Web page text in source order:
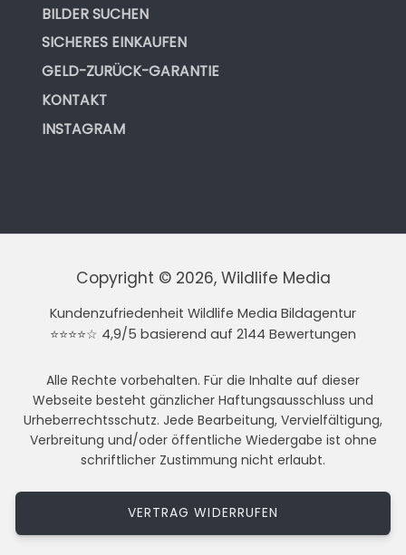
BILDER SUCHEN
SICHERES EINKAUFEN
GELD-ZURÜCK-GARANTIE
KONTAKT
INSTAGRAM
Copyright © 2026, Wildlife Media
Kundenzufriedenheit Wildlife Media Bildagentur
⭐⭐⭐⭐☆ 4,9/5 basierend auf 2144 Bewertungen
Alle Rechte vorbehalten. Für die Inhalte auf dieser
Webseite besteht gänzlicher Haftungsausschluss und
Urheberrechtsschutz. Jede Bearbeitung, Vervielfältigung,
Verbreitung und/oder öffentliche Wiedergabe ist ohne
schriftlicher Zustimmung nicht erlaubt.
VERTRAG WIDERRUFEN